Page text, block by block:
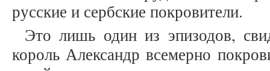
русские и сербские покровители.
Это лишь один из эпизодов,
король Александр всемерно